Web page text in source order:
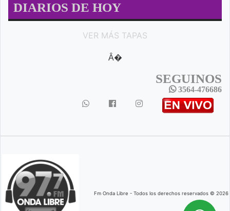
DIARIOS DE HOY
VER MÁS TAPAS
Â�
SEGUINOS
3564-476686
Fm Onda Libre - Todos los derechos reservados © 2026